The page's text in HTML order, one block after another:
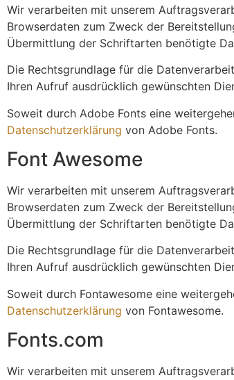
Wir verarbeiten mit unserem
Browserdaten zum Zweck der
Übermittlung der Schriftarten benötigte
Die Rechtsgrundlage für die
Ihren Aufruf ausdrücklich gewünschten
Soweit durch Adobe Fonts eine
Datenschutzerklärung von Adobe Fonts.
Font Awesome
Wir verarbeiten mit unserem
Browserdaten zum Zweck der
Übermittlung der Schriftarten benötigte
Die Rechtsgrundlage für die
Ihren Aufruf ausdrücklich gewünschten
Soweit durch Fontawesome eine
Datenschutzerklärung von Fontawesome.
Fonts.com
Wir verarbeiten mit unserem